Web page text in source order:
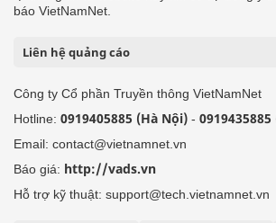
báo VietNamNet.
Liên hệ quảng cáo
Công ty Cổ phần Truyền thông VietNamNet
Hotline: 0919405885 (Hà Nội) - 0919435885
Email: contact@vietnamnet.vn
Báo giá: http://vads.vn
Hỗ trợ kỹ thuật: support@tech.vietnamnet.vn